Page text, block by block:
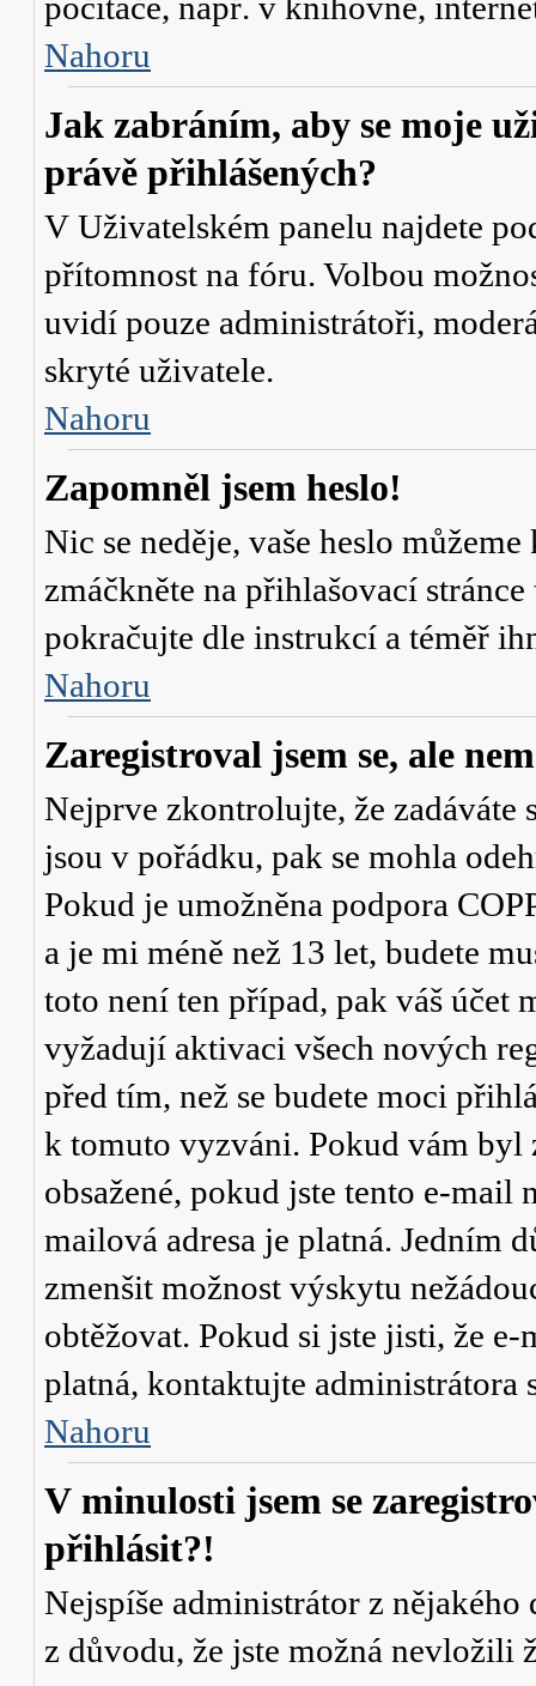
Nahoru
Jak zabráním, aby se moje
právě přihlášených?
V Uživatelském panelu najdete
přítomnost na fóru. Volbou
uvidí pouze administrátoři,
skryté uživatele.
Nahoru
Zapomněl jsem heslo!
Nic se neděje, vaše heslo
zmáčkněte na přihlašovací
pokračujte dle instrukcí a téměř
Nahoru
Zaregistroval jsem se, ale
Nejprve zkontrolujte, že zadáváte
jsou v pořádku, pak se mohla
Pokud je umožněna podpora
a je mi méně než 13 let, budete
toto není ten případ, pak váš účet
vyžadují aktivaci všech nových
před tím, než se budete moci
k tomuto vyzváni. Pokud vám byl
obsažené, pokud jste tento e-mail
mailová adresa je platná. Jedním
zmenšit možnost výskytu
obtěžovat. Pokud si jste jisti, že
platná, kontaktujte administrátora
Nahoru
V minulosti jsem se
přihlásit?!
Nejspíše administrátor z
z důvodu, že jste možná nevložili